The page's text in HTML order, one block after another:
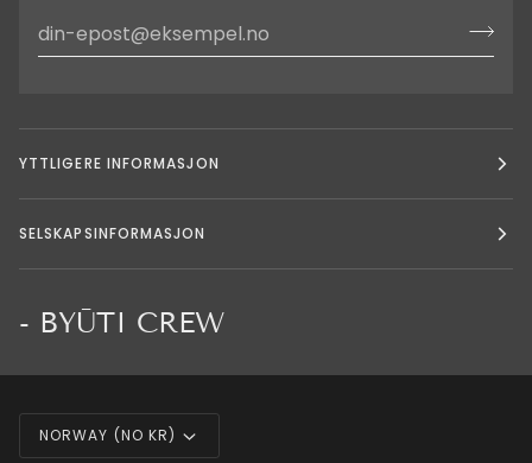
YTTLIGERE INFORMASJON
SELSKAPSINFORMASJON
- BYŪTI CREW
Valuta
NORWAY (NO KR)